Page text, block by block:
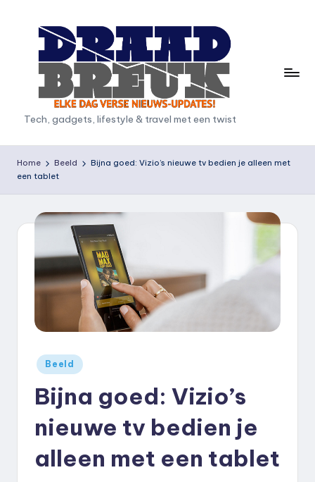
D
r
a
a
Tech, gadgets, lifestyle & travel met een twist
Home Beeld
Bijna goed: Vizio’s nieuwe tv bedien je alleen met
een tablet
Geplaatst
in
Beeld
Bijna goed: Vizio’s
nieuwe tv bedien je
alleen met een tablet